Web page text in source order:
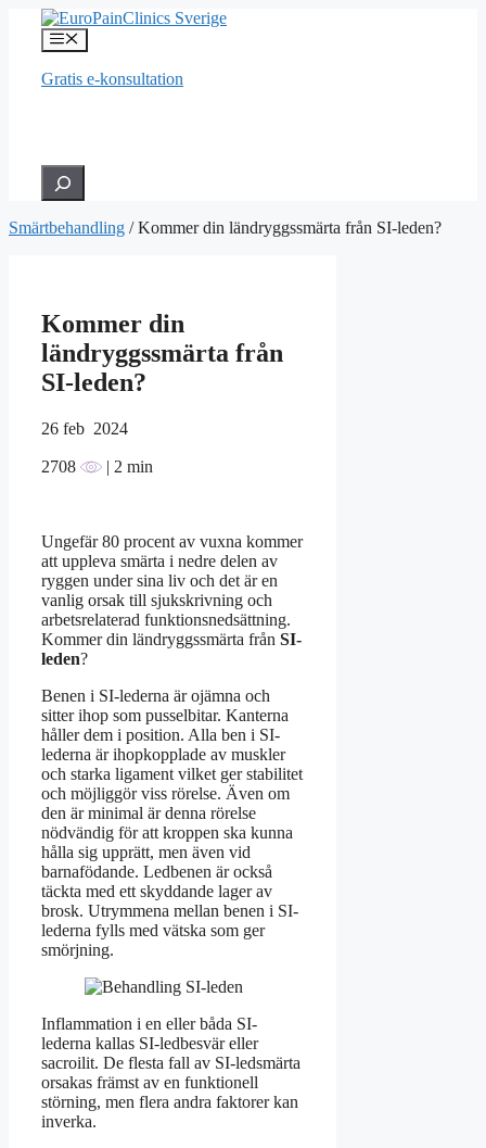
Hoppa
innehåll
Meny
Gratis e-konsultation
Hledat
Smärtbehandling /Kommer din ländryggssmärta från SI-leden?
Kommer din
ländryggssmärta från
SI-leden?
26 feb 2024
2708 | 2 min
Ungefär 80 procent av vuxna kommer
att uppleva smärta i nedre delen av
ryggen under sina liv och det är en
vanlig orsak till sjukskrivning och
arbetsrelaterad funktionsnedsättning.
Kommer din ländryggssmärta från SI-
leden?
Benen i SI-lederna är ojämna och
sitter ihop som pusselbitar. Kanterna
håller dem i position. Alla ben i SI-
lederna är ihopkopplade av muskler
och starka ligament vilket ger stabilitet
och möjliggör viss rörelse. Även om
den är minimal är denna rörelse
nödvändig för att kroppen ska kunna
hålla sig upprätt, men även vid
barnafödande. Ledbenen är också
täckta med ett skyddande lager av
brosk. Utrymmena mellan benen i SI-
lederna fylls med vätska som ger
smörjning.
Inflammation i en eller båda SI-
lederna kallas SI-ledbesvär eller
sacroilit. De flesta fall av SI-ledsmärta
orsakas främst av en funktionell
störning, men flera andra faktorer kan
inverka.